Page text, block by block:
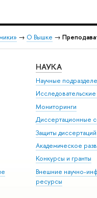
→ О Вышке →
НАУКА
Научные
Мониторинги
Диссертационные
Защиты диссертаций
Академическое
Конкурсы и гранты
Внешние научно-
ресурсы